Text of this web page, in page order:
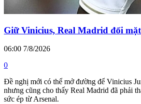
Giữ Vinicius, Real Madrid đối
06:00 7/8/2026
0
Đề nghị mới có thể mở đường để Vinicius
nhưng cũng cho thấy Real Madrid đã phải
sức ép từ Arsenal.